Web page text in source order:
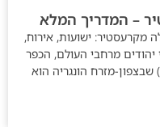
– המדריך המלא
מקרעסטיר: ישועות, אירוח,
מרחבי העולם, הכפר
הציורי קרעסטיר (Bodrogkeresztúr) שבצפון-מזרח הונגריה הוא